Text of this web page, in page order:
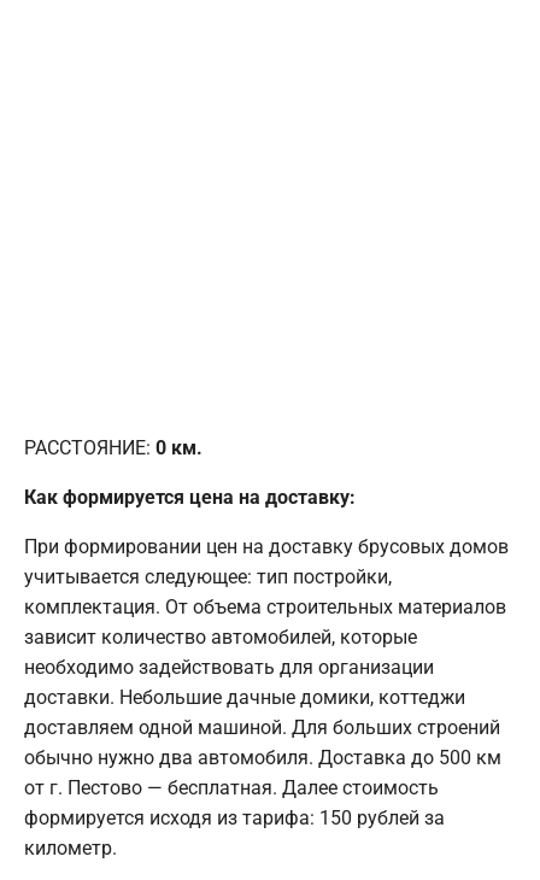
РАССТОЯНИЕ: 0 км.
Как формируется цена на доставку:
При формировании цен на доставку брусовых домов
учитывается следующее: тип постройки,
комплектация. От объема строительных материалов
зависит количество автомобилей, которые
необходимо задействовать для организации
доставки. Небольшие дачные домики, коттеджи
доставляем одной машиной. Для больших строений
обычно нужно два автомобиля. Доставка до 500 км
от г. Пестово — бесплатная. Далее стоимость
формируется исходя из тарифа: 150 рублей за
километр.